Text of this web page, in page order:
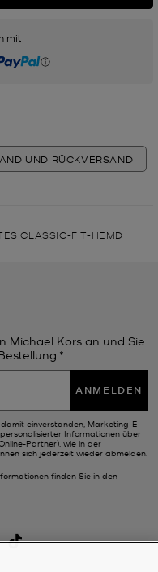
mit
UND RÜCKVERSAND
CLASSIC-FIT-HEMD
Michael Kors an und Sie
ANMELDEN
einverstanden, Marketing-E-
Informationen über
Partner), wie in der
sich jederzeit wieder abmelden.
finden Sie in den